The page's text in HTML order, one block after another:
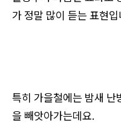
가 정말 많이 듣는 표현입
특히 가을철에는 밤새 난
을 빼앗아가는데요.